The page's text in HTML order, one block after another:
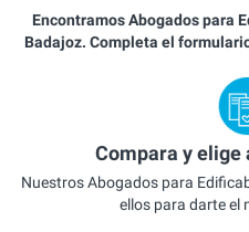
Encontramos Abogados para
Badajoz. Completa el
Compara y elige
Nuestros Abogados para
ellos para darte el